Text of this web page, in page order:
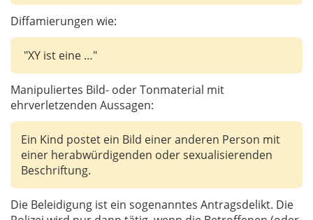
Diffamierungen wie:
"XY ist eine …"
Manipuliertes Bild- oder Tonmaterial mit
ehrverletzenden Aussagen:
Ein Kind postet ein Bild einer anderen Person mit
einer herabwürdigenden oder sexualisierenden
Beschriftung.
Die Beleidigung ist ein sogenanntes Antragsdelikt. Die